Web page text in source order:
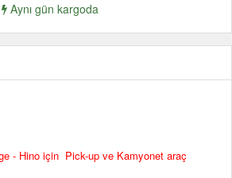
Aynı gün kargoda
- Hino için Pick-up ve Kamyonet araç